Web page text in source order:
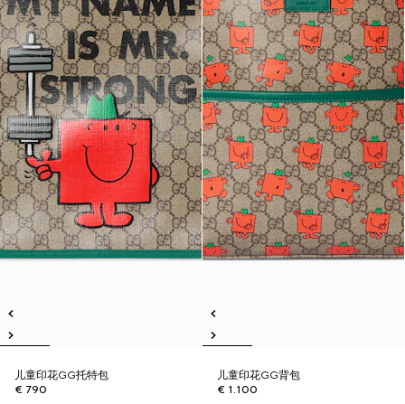
儿童印花GG托特包
€ 790
儿童印花GG背包
€ 1.100